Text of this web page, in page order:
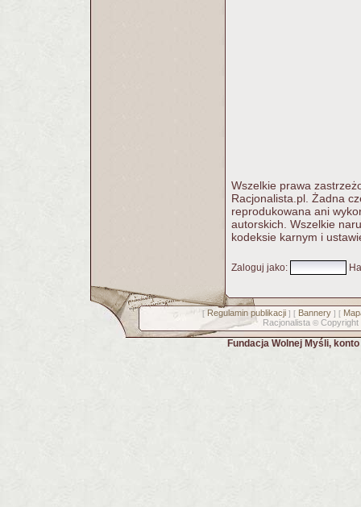
Wszelkie prawa
Racjonalista.pl. Żadna
reprodukowana ani
autorskich. Wszelkie
kodeksie karnym i
Zaloguj jako:
[ Regulamin publikacji] [ Bannery] [
Racjonalista © Copyright
Fundacja Wolnej Myśli,